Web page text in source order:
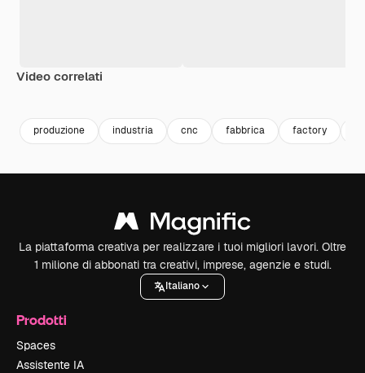
Video correlati
produzione industria cnc fabbrica factory
La piattaforma creativa per realizzare i tuoi migliori lavori. Oltre
1 milione di abbonati tra creativi, imprese, agenzie e studi.
Italiano
Prodotti
Spaces
Assistente IA